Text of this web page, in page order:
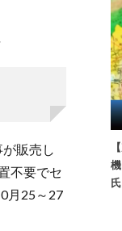
販売し
不要でセ
月25～27
氏